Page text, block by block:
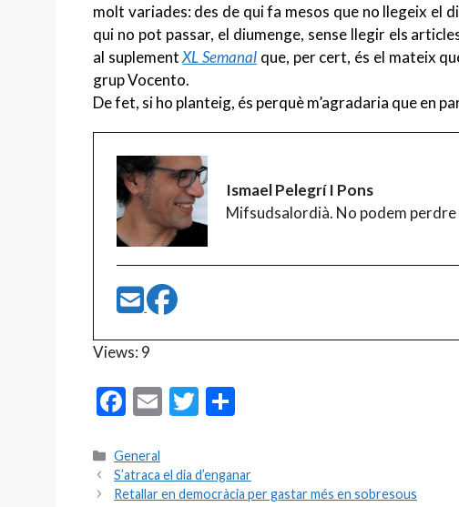
molt variades: des de qui fa mesos que no llegeix el
qui no pot passar, el diumenge, sense llegir els
al suplementXL Semanal que, per cert, és el mateix
grup Vocento.
De fet, si ho planteig, és perquè m’agradaria que en
Ismael Pelegrí I Pons
Mifsudsalordià. No podem perdre
Views: 9
F
e
b
E
l
T
itt
er p
Categories
General
S’atraca el dia d’enganar
Retallar en democràcia per gastar més en sobresous